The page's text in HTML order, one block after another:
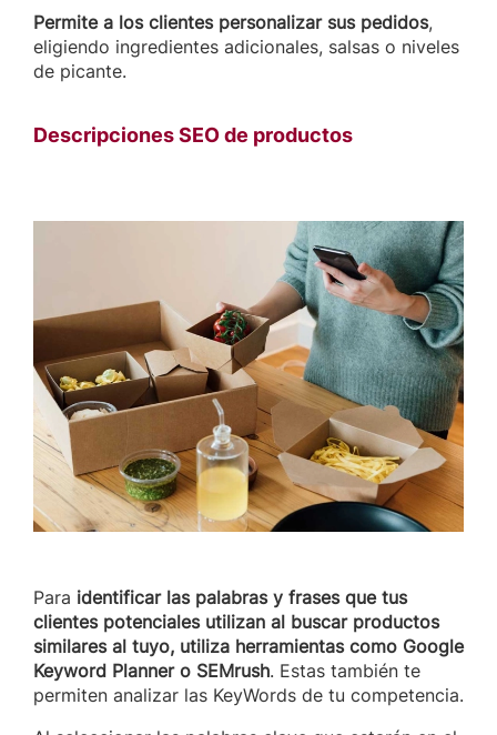
Permite a los clientes personalizar sus pedidos,
eligiendo ingredientes adicionales, salsas o niveles
de picante.
Descripciones SEO de productos
Para identificar las palabras y frases que tus
clientes potenciales utilizan al buscar productos
similares al tuyo, utiliza herramientas como Google
Keyword Planner o SEMrush. Estas también te
permiten analizar las KeyWords de tu competencia.